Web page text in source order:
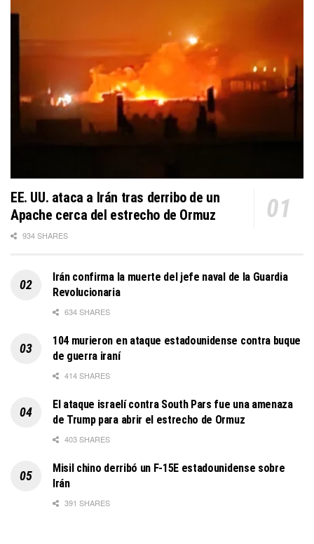
EE. UU. ataca a Irán tras derribo de un
Apache cerca del estrecho de Ormuz
934 SHARES
Irán confirma la muerte del jefe naval de la Guardia
Revolucionaria
634 SHARES
104 murieron en ataque estadounidense contra buque
de guerra iraní
414 SHARES
El ataque israelí contra South Pars fue una amenaza
de Trump para abrir el estrecho de Ormuz
403 SHARES
Misil chino derribó un F-15E estadounidense sobre
Irán
391 SHARES